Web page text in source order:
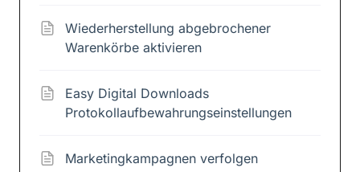
Wiederherstellung abgebrochener
Warenkörbe aktivieren
Easy Digital Downloads
Protokollaufbewahrungseinstellungen
Marketingkampagnen verfolgen